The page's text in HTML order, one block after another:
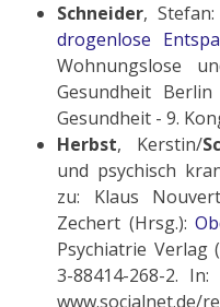
Schneider, Stefan:
drogenlose
Wohnungslose
Gesundheit
Gesundheit - 9.
Herbst, Kerstin/
und psychisch
zu: Klaus
Zechert (Hrsg.):
Psychiatrie Verlag
3-88414-268-2.
www.socialnet.de/